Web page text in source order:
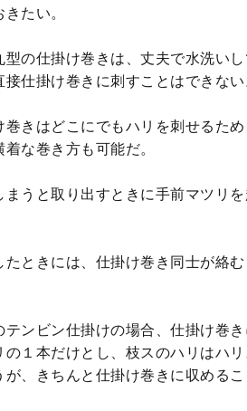
たい。
の仕掛け巻きは、丈夫で水洗い
仕掛け巻きに刺すことはできな
きはどこにでもハリを刺せるた
な巻き方も可能だ。
うと取り出すときに手前マツリ
ときには、仕掛け巻き同士が絡
ンビン仕掛けの場合、仕掛け巻
１本だけとし、枝スのハリはハ
、きちんと仕掛け巻きに収める